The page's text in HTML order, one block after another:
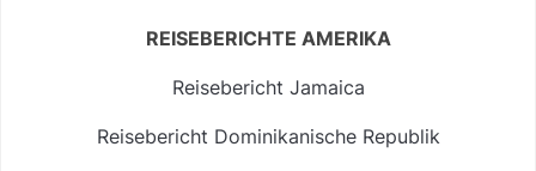
REISEBERICHTE AMERIKA
Reisebericht Jamaica
Reisebericht Dominikanische Republik